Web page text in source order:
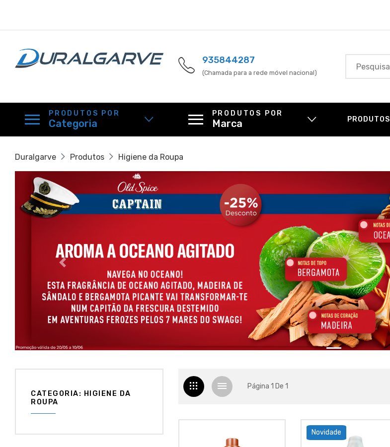
935844287
(Chamada para a rede móvel nacional)
PRODUTOS POR
Categoria
PRODUTOS POR
Marca PRODUTOS
Duralgarve Produtos Higiene da Roupa
Página 1 De 1
Novidade
CATEGORIA: HIGIENE DA
ROUPA